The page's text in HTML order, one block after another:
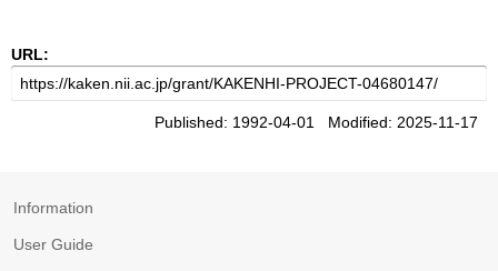
URL:
Published: 1992-04-01 Modified: 2025-11-17
Information
User Guide